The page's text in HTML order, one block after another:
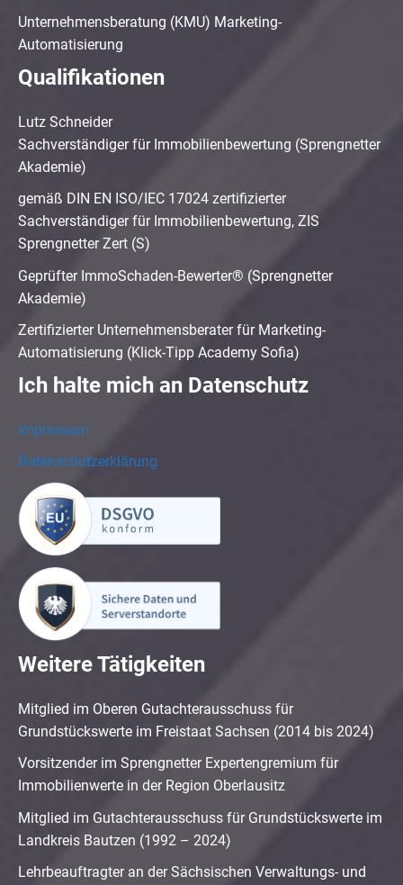
Unternehmensberatung (KMU) Marketing-
Automatisierung
Qualifikationen
Lutz Schneider
Sachverständiger für Immobilienbewertung (Sprengnetter
Akademie)
gemäß DIN EN ISO/IEC 17024 zertifizierter
Sachverständiger für Immobilienbewertung, ZIS
Sprengnetter Zert (S)
Geprüfter ImmoSchaden-Bewerter® (Sprengnetter
Akademie)
Zertifizierter Unternehmensberater für Marketing-
Automatisierung (Klick-Tipp Academy Sofia)
Ich halte mich an Datenschutz
Impressum
Datenschutzerklärung
Weitere Tätigkeiten
Mitglied im Oberen Gutachterausschuss für
Grundstückswerte im Freistaat Sachsen (2014 bis 2024)
Vorsitzender im Sprengnetter Expertengremium für
Immobilienwerte in der Region Oberlausitz
Mitglied im Gutachterausschuss für Grundstückswerte im
Landkreis Bautzen (1992 – 2024)
Lehrbeauftragter an der Sächsischen Verwaltungs- und